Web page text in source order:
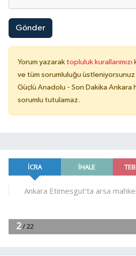
Gönder
Yorum yazarak topluluk kurallarımızı
ve tüm sorumluluğu
Güçlü Anadolu - Son Dakika
sorumlu tutulamaz.